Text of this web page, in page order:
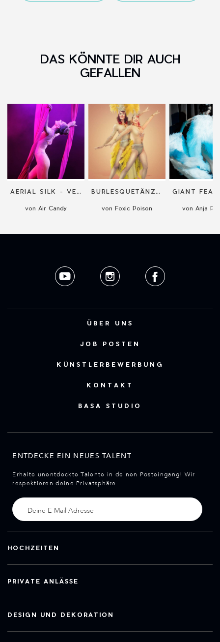
DAS KÖNNTE DIR AUCH
GEFALLEN
von Air Candy von Foxic Poison von Anja
ÜBER UNS
JOB POSTEN
KÜNSTLERBEWERBUNG
KONTAKT
BASA STUDIO
ENTDECKE EIN NEUES TALENT
Erhalte unentdeckte Talente in deinen Posteingang! Wir
respektieren deine Privatsphäre
HOCHZEITEN
PRIVATE ANLÄSSE
DESIGN UND DEKORATION